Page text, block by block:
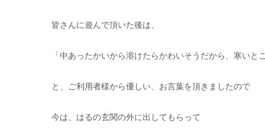
皆さんに遊んで頂いた後は、
「中あったかいから溶けたらかわいそうだから、寒いと
と、ご利用者様から優しい、お言葉を頂きましたので
今は、はるの玄関の外に出してもらって